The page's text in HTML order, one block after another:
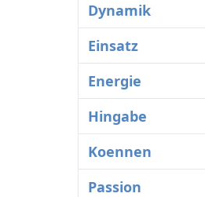
Dynamik
Einsatz
Energie
Hingabe
Koennen
Passion